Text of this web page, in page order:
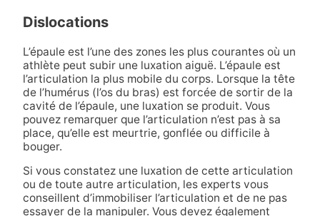
Dislocations
L’épaule est l’une des zones les plus courantes où un
athlète peut subir une luxation aiguë. L’épaule est
l’articulation la plus mobile du corps. Lorsque la tête
de l’humérus (l’os du bras) est forcée de sortir de la
cavité de l’épaule, une luxation se produit. Vous
pouvez remarquer que l’articulation n’est pas à sa
place, qu’elle est meurtrie, gonflée ou difficile à
bouger.
Si vous constatez une luxation de cette articulation
ou de toute autre articulation, les experts vous
conseillent d’immobiliser l’articulation et de ne pas
essayer de la manipuler. Vous devez également